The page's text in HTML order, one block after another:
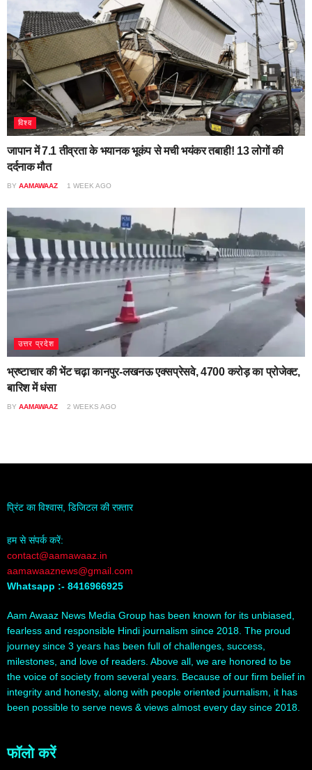
विश्व
जापान में 7.1 तीव्रता के भयानक भूकंप से मची भयंकर तबाही! 13 लोगों की
दर्दनाक मौत
BY AAMAWAAZ 1 WEEK AGO
उत्तर प्रदेश
भ्रष्टाचार की भेंट चढ़ा कानपुर-लखनऊ एक्सप्रेसवे, 4700 करोड़ का प्रोजेक्ट,
बारिश में धंसा
BY AAMAWAAZ 2 WEEKS AGO
प्रिंट का विश्वास, डिजिटल की रफ़्तार
हम से संपर्क करें:
contact@aamawaaz.in
aamawaaznews@gmail.com
Whatsapp :- 8416966925
Aam Awaaz News Media Group has been known for its unbiased,
fearless and responsible Hindi journalism since 2018. The proud
journey since 3 years has been full of challenges, success,
milestones, and love of readers. Above all, we are honored to be
the voice of society from several years. Because of our firm belief in
integrity and honesty, along with people oriented journalism, it has
been possible to serve news & views almost every day since 2018.
फॉलो करें